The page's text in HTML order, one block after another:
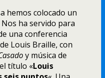
hemos colocado un
ha servido para
una conferencia
Louis Braille, con
y música de
tí­tulo «Louis